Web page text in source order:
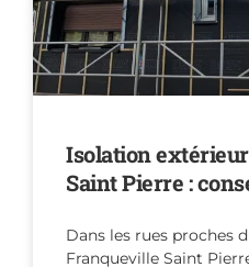
Isolation
Saint Pierre :
Dans les rues proches
Franqueville Saint